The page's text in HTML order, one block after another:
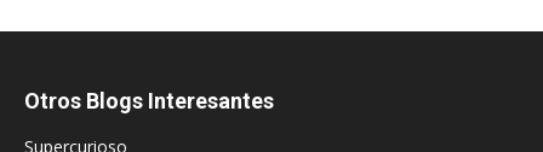
Otros Blogs Interesantes
Supercurioso